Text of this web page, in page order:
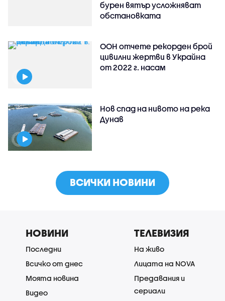
бурен вятър усложняват
обстановката
ООН отчете рекорден брой
цивилни жертви в Украйна
от 2022 г. насам
Нов спад на нивото на река
Дунав
ВСИЧКИ НОВИНИ
НОВИНИ
Последни
Всичко от днес
Моята новина
Видео
ТЕЛЕВИЗИЯ
На живо
Лицата на NOVA
Предавания и
сериали